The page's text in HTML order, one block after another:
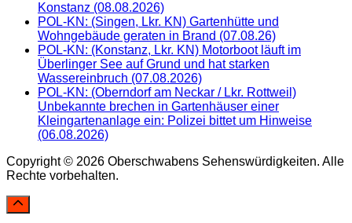
Konstanz (08.08.2026)
POL-KN: (Singen, Lkr. KN) Gartenhütte und
Wohngebäude geraten in Brand (07.08.26)
POL-KN: (Konstanz, Lkr. KN) Motorboot läuft im
Überlinger See auf Grund und hat starken
Wassereinbruch (07.08.2026)
POL-KN: (Oberndorf am Neckar / Lkr. Rottweil)
Unbekannte brechen in Gartenhäuser einer
Kleingartenanlage ein: Polizei bittet um Hinweise
(06.08.2026)
Copyright © 2026 Oberschwabens Sehenswürdigkeiten. Alle
Rechte vorbehalten.